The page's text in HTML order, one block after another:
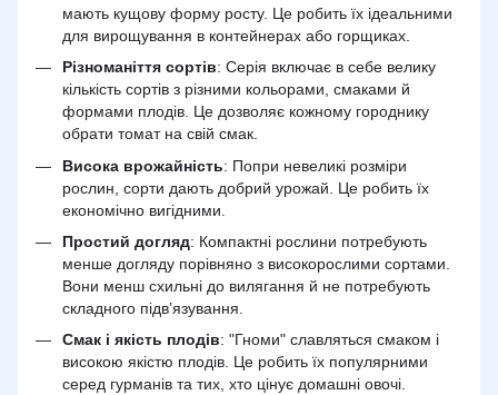
мають кущову форму росту. Це робить їх ідеальними
для вирощування в контейнерах або горщиках.
Різноманіття сортів: Серія включає в себе велику
кількість сортів з різними кольорами, смаками й
формами плодів. Це дозволяє кожному городнику
обрати томат на свій смак.
Висока врожайність: Попри невеликі розміри
рослин, сорти дають добрий урожай. Це робить їх
економічно вигідними.
Простий догляд: Компактні рослини потребують
менше догляду порівняно з високорослими сортами.
Вони менш схильні до вилягання й не потребують
складного підв’язування.
Смак і якість плодів: "Гноми" славляться смаком і
високою якістю плодів. Це робить їх популярними
серед гурманів та тих, хто цінує домашні овочі.